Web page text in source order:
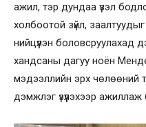
ажил, тэр дундаа үзэл
холбоотой зүйл,
нийцүүлэн
хандсаны дагуу ноён
мэдээллийн эрх чөлөөний
дэмжлэг үзүүлэхээр